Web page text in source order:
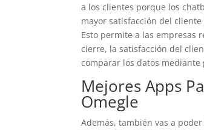
a los clientes porque los
mayor satisfacción del
Esto permite a las empresas
cierre, la satisfacción del
comparar los datos
Mejores Apps
Omegle
Además, también vas a